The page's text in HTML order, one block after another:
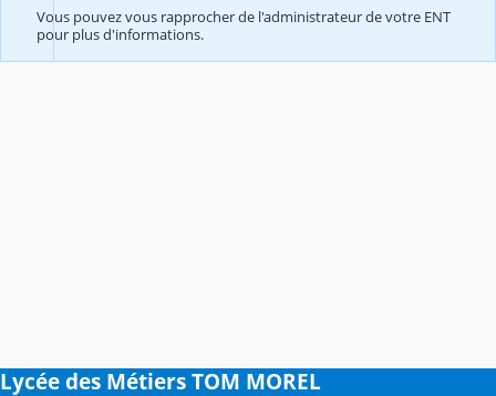
Vous pouvez vous rapprocher de l'administrateur de votre ENT
pour plus d'informations.
Lycée des Métiers TOM MOREL